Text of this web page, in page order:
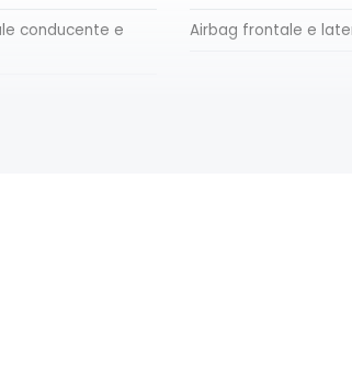
conducente e
Airbag frontale e